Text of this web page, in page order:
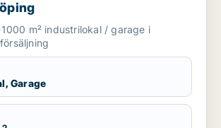
m² industrilokal / garage i
Garage